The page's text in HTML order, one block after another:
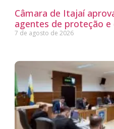
Câmara de Itajaí
agentes de proteção e
7 de agosto de 2026